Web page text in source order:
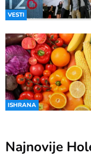
VESTI
ISHRANA
Najnovije